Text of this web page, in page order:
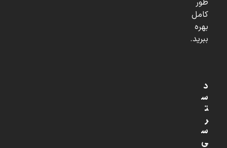
طور
کامل
بهره
ببرید.
د
س
ت
ر
س
ی